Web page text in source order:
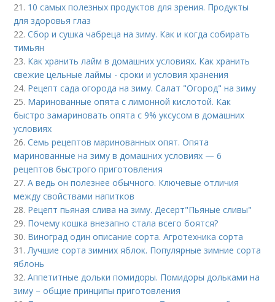
21. 10 самых полезных продуктов для зрения. Продукты
для здоровья глаз
22.Сбор и сушка чабреца на зиму. Как и когда собирать
тимьян
23. Как хранить лайм в домашних условиях. Как хранить
свежие цельные лаймы - сроки и условия хранения
24. Рецепт сада огорода на зиму. Салат "Огород" на зиму
25. Маринованные опята с лимонной кислотой. Как
быстро замариновать опята с 9% уксусом в домашних
условиях
26.Семь рецептов маринованных опят. Опята
маринованные на зиму в домашних условиях — 6
рецептов быстрого приготовления
27.А ведь он полезнее обычного. Ключевые отличия
между свойствами напитков
28. Рецепт пьяная слива на зиму. Десерт"Пьяные сливы"
29. Почему кошка внезапно стала всего боятся?
30. Виноград один описание сорта. Агротехника сорта
31.Лучшие сорта зимних яблок. Популярные зимние сорта
яблонь
32.Аппетитные дольки помидоры. Помидоры дольками на
зиму – общие принципы приготовления